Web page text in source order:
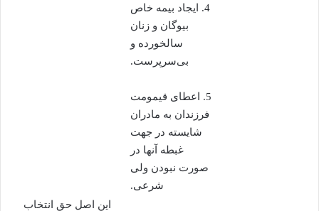
4. ایجاد بیمه خاص
بیوگان و زنان
سالخورده و
بی‌سرپرست.
5. اعطای قیمومت
فرزندان به مادران
شایسته در جهت
غبطه آنها در
صورت نبودن ولی
شرعی.
این اصل حق انتخاب